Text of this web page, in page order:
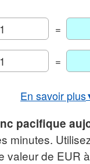
=
=
En savoir plus
de change
euro/
pacifique
minutes.
valeur de EUR